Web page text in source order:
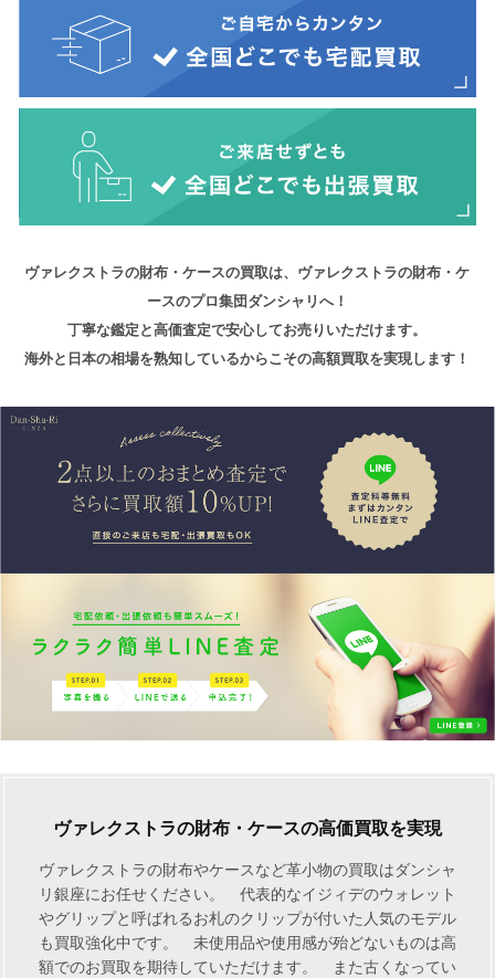
ヴァレクストラの財布・ケースの買取は、ヴァレクストラの財布・ケ
ースのプロ集団ダンシャリへ！
丁寧な鑑定と高価査定で安心してお売りいただけます。
海外と日本の相場を熟知しているからこその高額買取を実現します！
ヴァレクストラの財布・ケースの高価買取を実現
ヴァレクストラの財布やケースなど革小物の買取はダンシャ
リ銀座にお任せください。 代表的なイジィデのウォレット
やグリップと呼ばれるお札のクリップが付いた人気のモデル
も買取強化中です。 未使用品や使用感が殆どないものは高
額でのお買取を期待していただけます。 また古くなってい